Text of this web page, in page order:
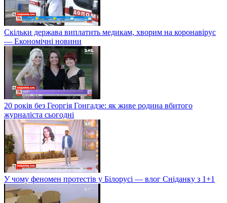
Скільки держава виплатить медикам, хворим на коронавірус
— Економічні новини
20 років без Георгія Гонгадзе: як живе родина вбитого
журналіста сьогодні
У чому феномен протестів у Білорусі — влог Сніданку з 1+1